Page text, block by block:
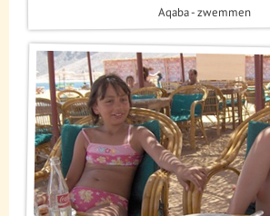
Aqaba - zwemmen